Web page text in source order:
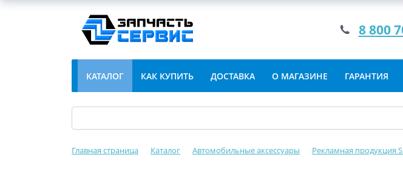
8 800
КАТАЛОГ КАК КУПИТЬ ДОСТАВКА О МАГАЗИНЕ ГАРАНТИЯ
Главная страница Каталог Автомобильные аксессуары Рекламная продукция